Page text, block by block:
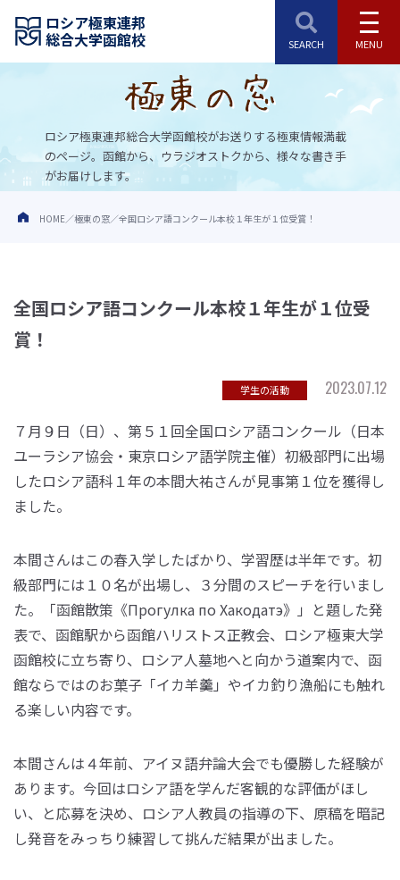
ロシア極東連邦
総合大学函館校
ロシア極東連邦総合大学函館校がお送りする極東情報満載
のページ。 函館から、ウラジオストクから、様々な書き手
がお届けします。
HOME 極東の窓 全国ロシア語コンクール本校１年生が１位受賞！
全国ロシア語コンクール本校１年生が１位受
賞！
学生の活動
2023.07.12
７月９日（日）、第５１回全国ロシア語コンクール（日本
ユーラシア協会・東京ロシア語学院主催）初級部門に出場
したロシア語科１年の本間大祐さんが見事第１位を獲得し
ました。
本間さんはこの春入学したばかり、学習歴は半年です。初
級部門には１０名が出場し、３分間のスピーチを行いまし
た。「函館散策《Прогулка по Хакодатэ》」と題した発
表で、函館駅から函館ハリストス正教会、ロシア極東大学
函館校に立ち寄り、ロシア人墓地へと向かう道案内で、函
館ならではのお菓子「イカ羊羹」やイカ釣り漁船にも触れ
る楽しい内容です。
本間さんは４年前、アイヌ語弁論大会でも優勝した経験が
あります。今回はロシア語を学んだ客観的な評価がほし
い、と応募を決め、ロシア人教員の指導の下、原稿を暗記
し発音をみっちり練習して挑んだ結果が出ました。